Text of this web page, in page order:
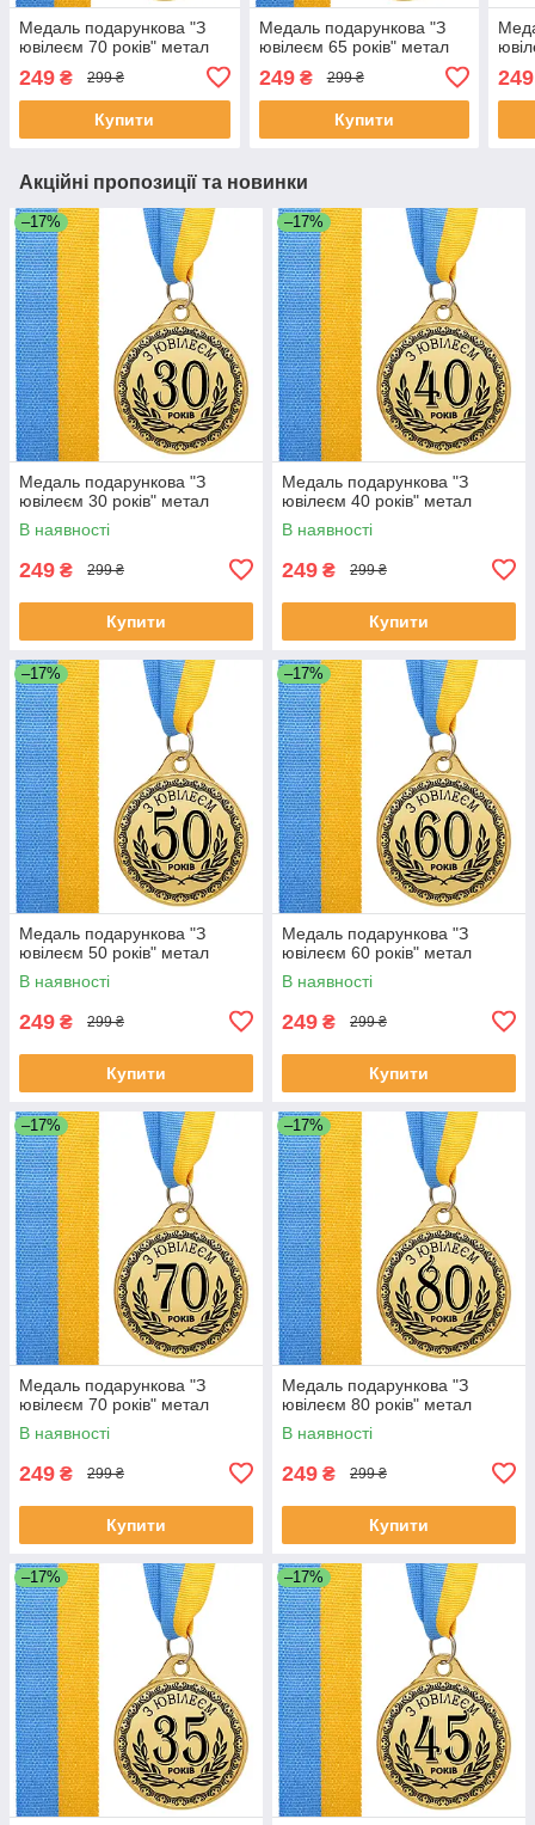
Медаль подарункова "З
ювілеєм 70 років" метал
249 ₴ 299 ₴
Купити
Медаль подарункова "З
ювілеєм 65 років" метал
249₴ 299 ₴
Купити
249
Акційні пропозиції та новинки
–17%
Медаль подарункова "З
ювілеєм 30 років" метал
В наявності
249 ₴ 299 ₴
Купити
–17%
Медаль подарункова "З
ювілеєм 40 років" метал
В наявності
249 ₴ 299 ₴
Купити
–17%
Медаль подарункова "З
ювілеєм 50 років" метал
В наявності
249 ₴ 299 ₴
Купити
–17%
Медаль подарункова "З
ювілеєм 60 років" метал
В наявності
249 ₴ 299 ₴
Купити
–17%
Медаль подарункова "З
ювілеєм 70 років" метал
В наявності
249 ₴ 299 ₴
Купити
–17%
Медаль подарункова "З
ювілеєм 80 років" метал
В наявності
249 ₴ 299 ₴
Купити
–17% –17%